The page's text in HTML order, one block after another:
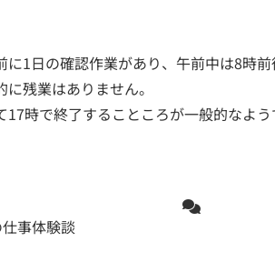
に1日の確認作業があり、午前中は8時
残業はありません。
時で終了することころが一般的なよう
事体験談